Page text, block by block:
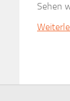
Sehen